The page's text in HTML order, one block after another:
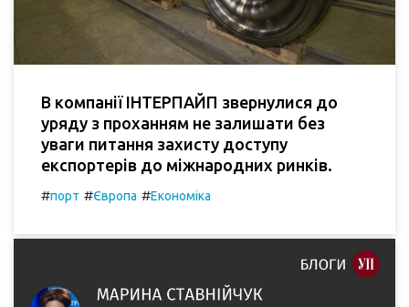
В компанії ІНТЕРПАЙП звернулися до
уряду з проханням не залишати без
уваги питання захисту доступу
експортерів до міжнародних ринків.
#порт #Європа #Економіка